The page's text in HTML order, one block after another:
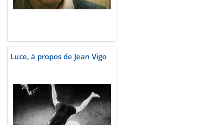
Luce, à propos de Jean Vigo